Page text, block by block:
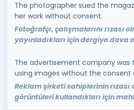
The photographer sued the
her work without consent.
Fotoğrafçı, çalışmalarını rızası
yayınladıkları için dergiye dava
The advertisement company
using images without the consent
Reklam şirketi sahiplerinin
görüntüleri kullandıkları için